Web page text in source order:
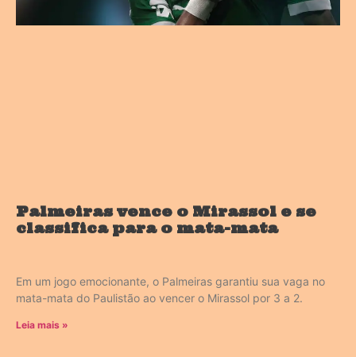
Palmeiras vence o Mirassol e se
classifica para o mata-mata
Em um jogo emocionante, o Palmeiras garantiu sua vaga no
mata-mata do Paulistão ao vencer o Mirassol por 3 a 2.
Leia mais »